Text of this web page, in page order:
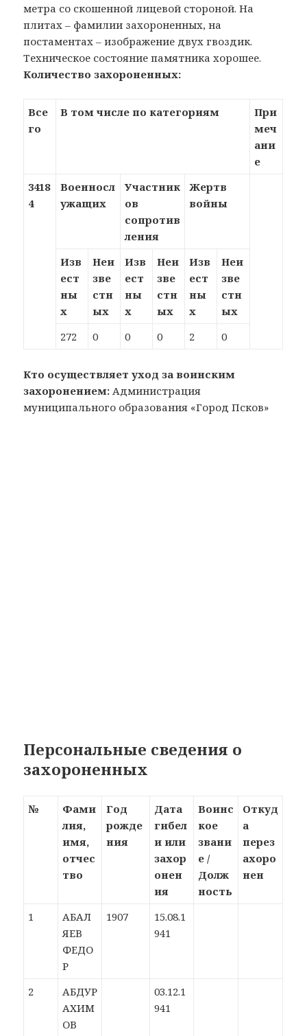
метра со скошенной лицевой стороной. На
плитах – фамилии захороненных, на
постаментах – изображение двух гвоздик.
Техническое состояние памятника хорошее.
Количество захороненных:
Все
го
В том числе по категориям
При
меч
ани
е
3418
4
Военносл
ужащих
Участник
ов
сопротив
ления
Жертв
войны
Изв
ест
ны
х
Неи
зве
стн
ых
Изв
ест
ны
х
Неи
зве
стн
ых
Изв
ест
ны
х
Неи
зве
стн
ых
272
0 0 0 2 0
Кто осуществляет уход за воинским
захоронением: Администрация
муниципального образования «Город Псков»
Персональные сведения о
захороненных
№
Фами
лия,
имя,
отчес
тво
Год
рожде
ния
Дата
гибел
и или
захор
онен
ия
Воинс
кое
звани
е /
Долж
ность
Откуд
а
перез
ахоро
нен
1
АБАЛ
ЯЕВ
ФЕДО
Р
1907
15.08.1
941
2
АБДУР
АХИМ
ОВ
03.12.1
941